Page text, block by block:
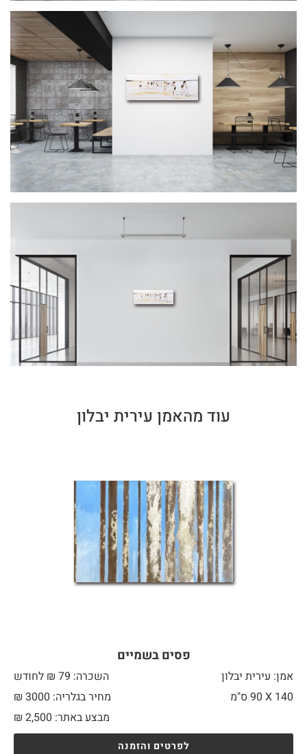
עוד מהאמן עירית יבלון
פסים בשמיים
אמן: עירית יבלון
השכרה: 79 ₪ לחודש
140 X
מחיר בגלריה: 3000 ₪
מבצע באתר:
₪ 2,500
לפרטים והזמנה